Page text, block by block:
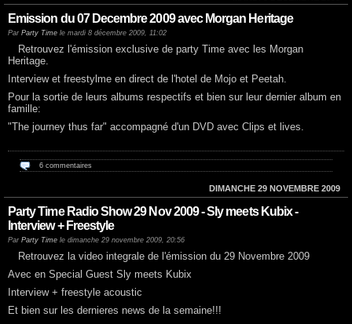
Emission du 07 Decembre 2009 avec Morgan Heritage
Par Party Time le mardi 8 décembre 2009, 11:02
Retrouvez l'émission exclusive de party Time avec les Morgan
Heritage.
Interview et freestylme en direct de l'hotel de Mojo et Peetah.
Pour la sortie de leurs albums respectifs et bien sur leur dernier album en
famille:
"The journey thus far" accompagné d'un DVD avec Clips et lives.
6 commentaires
DIMANCHE 29 NOVEMBRE 2009
Party Time Radio Show 29 Nov 2009 - Sly meets Kubix -
Interview + Freestyle
Par Party Time le dimanche 29 novembre 2009, 20:56
Retrouvez la video integrale de l'émission du 29 Novembre 2009
Avec en Special Guest Sly meets Kubix
Interview + freestyle acoustic
Et bien sur les dernieres news de la semaine!!!